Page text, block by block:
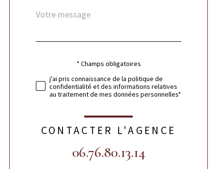
Fieldset
défaut
Message
*
Validation* Champs obligatoires
j'ai pris connaissance de la politique de
confidentialité et des informations relatives
au traitement de mes données personnelles*
CONTACTER L'AGENCE
06.76.80.13.14